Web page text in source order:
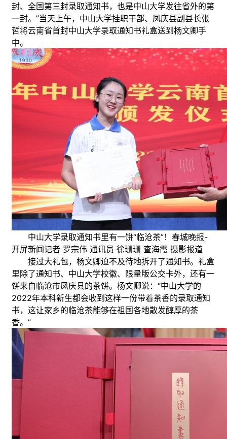
封、全国第三封录取通知书，也是中山大学发往省外的第
一封。”当天上午，中山大学挂职干部、凤庆县副县长张
哲将云南省首封中山大学录取通知书礼盒送到杨文卿手
中。
中山大学录取通知书里有一饼“临沧茶”！春城晚报-
开屏新闻记者 罗宗伟 通讯员 徐珊珊 查海霞 摄影报道
接过大礼包，杨文卿迫不及待地拆开了通知书。礼盒
里除了通知书、中山大学校徽、限量版公交卡外，还有一
饼来自临沧市凤庆县的茶饼。杨文卿说：“中山大学的
2022年本科新生都会收到这样一份带着茶香的录取通知
书，这让家乡的临沧茶能够在祖国各地散发醇厚的茶
香。”